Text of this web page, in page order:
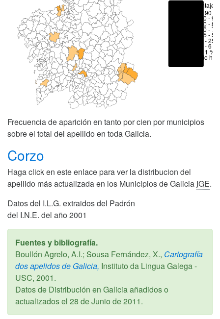
Porcentajes
> 90 %
80 -
70 -
50 -
25 -
6 - 25
1 - 6 %
< 1 %
No hay
Frecuencia de aparición en tanto por cien por municipios
sobre el total del apellido en toda Galicia.
Corzo
Haga click en este enlace para ver la distribucion del
apellido más actualizada en los Municipios de Galicia IGE.
Datos del I.L.G. extraidos del Padrón
del I.N.E. del año 2001
Fuentes y bibliografía.
Boullón Agrelo, A.I.; Sousa Fernández, X., Cartografía
dos apelidos de Galicia, Instituto da Lingua Galega -
USC, 2001.
Datos de Distribución en Galicia añadidos o
actualizados el 28 de Junio de 2011.